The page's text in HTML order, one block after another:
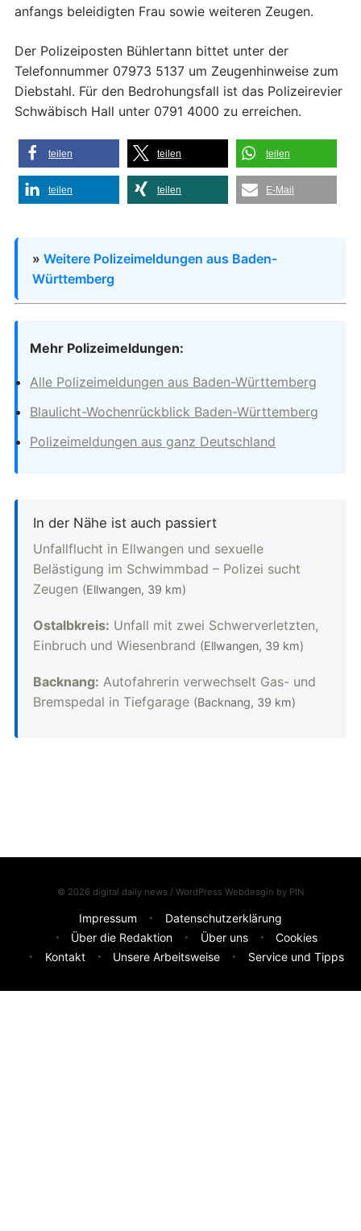
anfangs beleidigten Frau sowie weiteren Zeugen.
Der Polizeiposten Bühlertann bittet unter der
Telefonnummer 07973 5137 um Zeugenhinweise zum
Diebstahl. Für den Bedrohungsfall ist das Polizeirevier
Schwäbisch Hall unter 0791 4000 zu erreichen.
teilen teilen teilen
teilen teilen E-Mail
» Weitere Polizeimeldungen aus Baden-
Württemberg
Mehr Polizeimeldungen:
Alle Polizeimeldungen aus Baden-Württemberg
Blaulicht-Wochenrückblick Baden-Württemberg
Polizeimeldungen aus ganz Deutschland
In der Nähe ist auch passiert
Unfallflucht in Ellwangen und sexuelle
Belästigung im Schwimmbad – Polizei sucht
Zeugen (Ellwangen, 39 km)
Ostalbkreis: Unfall mit zwei Schwerverletzten,
Einbruch und Wiesenbrand (Ellwangen, 39 km)
Backnang: Autofahrerin verwechselt Gas- und
Bremspedal in Tiefgarage (Backnang, 39 km)
© 2026 digital daily news / WordPress Webdesgin by PIN
Impressum
Datenschutzerklärung
Über die Redaktion
Über uns
Cookies
Kontakt
Unsere Arbeitsweise Service und Tipps